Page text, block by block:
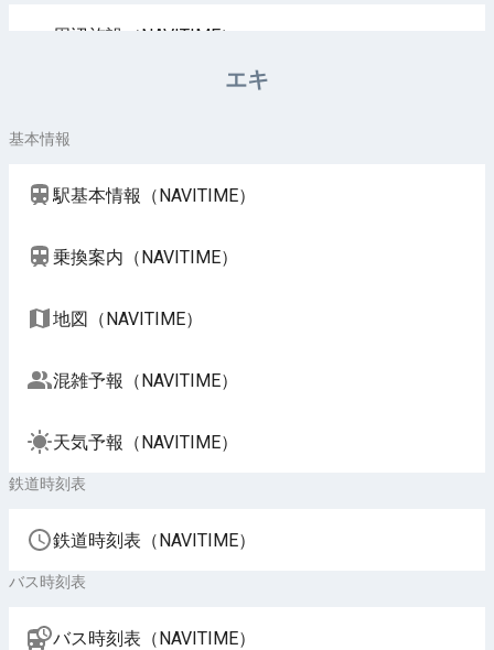
周辺施設（NAVITIME）
エキ
基本情報
駅基本情報（NAVITIME）
乗換案内（NAVITIME）
地図（NAVITIME）
混雑予報（NAVITIME）
天気予報（NAVITIME）
鉄道時刻表
鉄道時刻表（NAVITIME）
バス時刻表
バス時刻表（NAVITIME）